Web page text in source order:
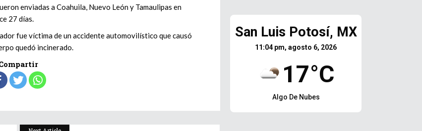
enviadas a Coahuila, Nuevo León y Tamaulipas en
27 días.
fue víctima de un accidente automovilístico que causó
quedó incinerado.
San Luis Potosí, MX
11:04 pm, agosto 6, 2026
17°C
Algo De Nubes